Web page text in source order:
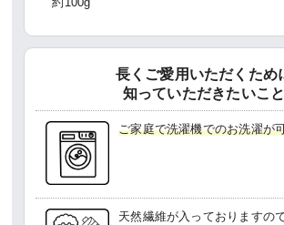
長くご愛用いただくため
知っていただきたいこと
ご家庭で洗濯機でのお洗濯が
天然繊維が入っておりますの